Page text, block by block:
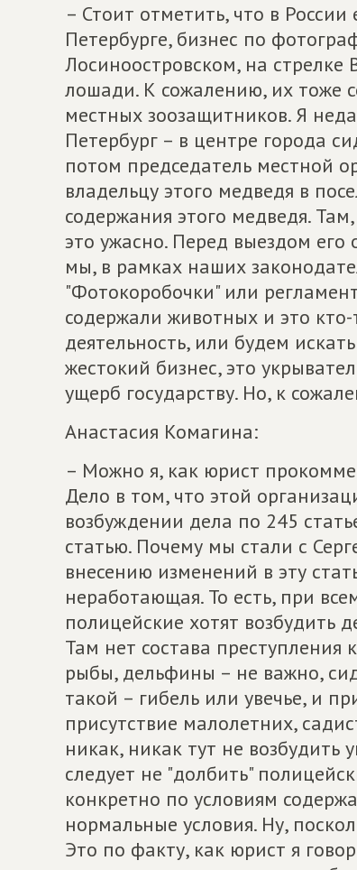
– Стоит отметить, что в
Петербурге, бизнес по
Лосиноостровском, на стрелке
лошади. К сожалению, их тоже
местных зоозащитников. Я
Петербург – в центре города
потом председатель местной
владельцу этого медведя в
содержания этого медведя.
это ужасно. Перед выездом
мы, в рамках наших
"Фотокоробочки" или
содержали животных и это
деятельность, или будем
жестокий бизнес, это
ущерб государству. Но, к
Анастасия Комагина:
– Можно я, как юрист
Дело в том, что этой
возбуждении дела по 245
статью. Почему мы стали с
внесению изменений в эту
неработающая. То есть, при
полицейские хотят возбудить
Там нет состава преступления
рыбы, дельфины – не важно,
такой – гибель или увечье, и
присутствие малолетних,
никак, никак тут не возбудить
следует не "долбить"
конкретно по условиям
нормальные условия. Ну,
Это по факту, как юрист я